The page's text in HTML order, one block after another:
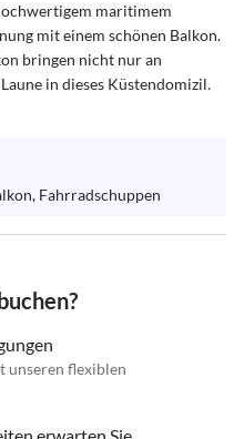
maritimem
mit einem schönen Balkon.
bringen nicht nur an
in dieses Küstendomizil.
Fahrradschuppen
unseren flexiblen